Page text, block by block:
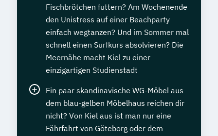
Fischbrötchen futtern? Am Wochenende
den Unistress auf einer Beachparty
einfach wegtanzen? Und im Sommer mal
schnell einen Surfkurs absolvieren? Die
Meernähe macht Kiel zu einer
einzigartigen Studienstadt
Ein paar skandinavische WG-Möbel aus
dem blau-gelben Möbelhaus reichen dir
nicht? Von Kiel aus ist man nur eine
Fährfahrt von Göteborg oder dem